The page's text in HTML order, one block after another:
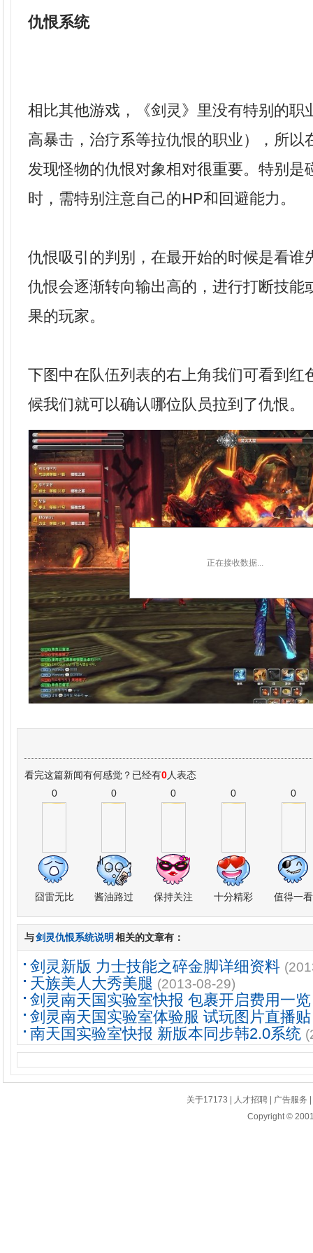
仇恨系统
相比其他游戏，《剑灵》里没有特别的职
高暴击，治疗系等拉仇恨的职业），所以
发现怪物的仇恨对象相对很重要。特别是
时，需特别注意自己的HP和回避能力。
仇恨吸引的判别，在最开始的时候是看谁
仇恨会逐渐转向输出高的，进行打断技能
果的玩家。
下图中在队伍列表的右上角我们可看到红
候我们就可以确认哪位队员拉到了仇恨。
看完这篇新闻有何感觉？已经有0人表态
0
囧雷无比
0
酱油路过
0
保持关注
0
十分精彩
0
值得一看
正在接收数据...
与剑灵仇恨系统说明 相关的文章有：
剑灵新版 力士技能之碎金脚详细资料
天族美人大秀美腿 (2013-08-29)
剑灵南天国实验室快报 包裹开启费用一览
剑灵南天国实验室体验服 试玩图片直播贴
南天国实验室快报 新版本同步韩2.0系统
关于17173 | 人才招聘 | 广告服务 |
Copyright ©